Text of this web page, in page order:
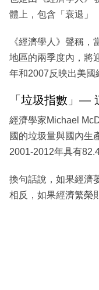
體上，包含「衰退」
《經濟學人》聲稱
地區的兩季度內，將
年和2007反映出美國
「垃圾指數」—
經濟學家Michael
國的垃圾量與國內生
2001-2012年具有
換句話說，如果經濟
相反，如果經濟繁榮